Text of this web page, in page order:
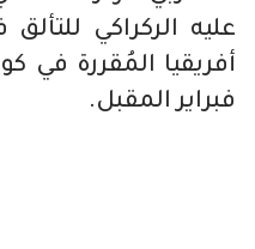
عليه الركراكي
فبراير المقبل.